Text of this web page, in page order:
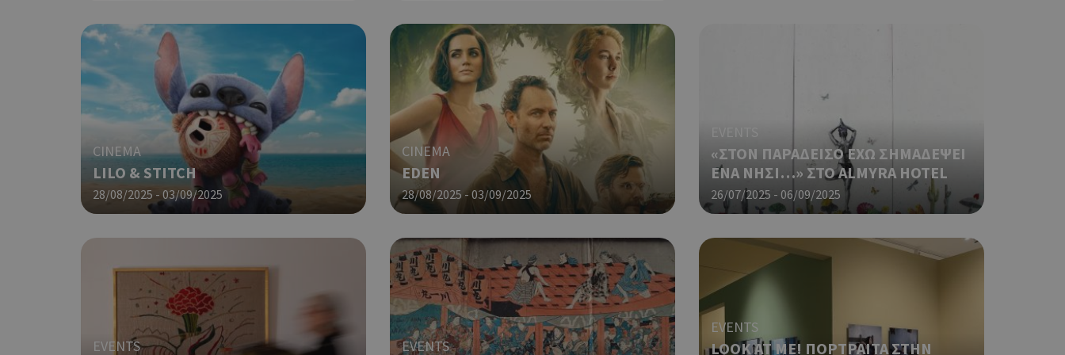
CINEMA
LILO & STITCH
28/08/2025 - 03/09/2025
CINEMA
EDEN
28/08/2025 - 03/09/2025
«ΣΤΟΝ ΠΑΡΑΔΕΙΣΟ ΕΧΩ ΣΗΜΑΔΕΨΕΙ
ΕΝΑ ΝΗΣΙ…» ΣΤΟ ALMYRA HOTEL
26/07/2025 - 06/09/2025
EVENTS EVENTS
EVENTS
LOOK AT ME! ΠΟΡΤΡΑΙΤΑ ΣΤΗΝ
banners.
ShowNewVisitorPopup
guide.com
10 χρόνια
Χρησιμοποιείται για σκοπούς Capping δηλαδή να
εμφανίζει μόνο μια φορά την ημέρα στον χρήστη
διάφορες διαφημιστικές ενέργειες όπως είναι το
take over banner και τα push up και push down
banners.
LangCookie
cyprusen.wiz-
guide.com
1 εβδομάδα 3
Χρησιμοποιείται για να προσδιορίσει την
επιλεγμένη γλώσσα του επισκέπτη.
PHP.net
cyprusen.wiz-
guide.com
συνεδρία
Cookie που δημιουργείται από εφαρμογές που
βασίζονται στη γλώσσα PHP. Πρόκειται για ένα
αναγνωριστικό γενικού σκοπού που
χρησιμοποιείται για τη διατήρηση μεταβλητών
ένας τυχαίος αριθμός που δημιουργείται, ο
τρόπος με τον οποίο μπορεί να είναι
συγκεκριμένος για τον ιστότοπο, αλλά ένα καλό
παράδειγμα είναι η διατήρηση της κατάστασης
σύνδεσης για έναν χρήστη μεταξύ σελίδων.
takeOverCookie
cyprusen.wiz-
guide.com
1 μέρα
Χρησιμοποιείται για σκοπούς Capping δηλαδή να
εμφανίζει μόνο μια φορά την ημέρα στον χρήστη